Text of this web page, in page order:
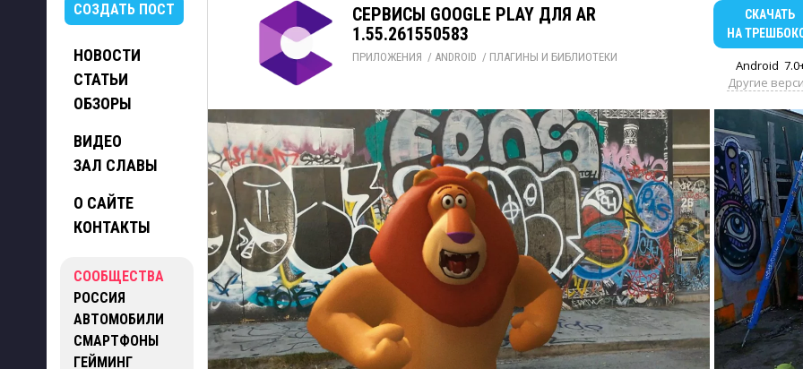
СОЗДАТЬ ПОСТ
НОВОСТИ
СТАТЬИ
ОБЗОРЫ
ВИДЕО
ЗАЛ СЛАВЫ
О САЙТЕ
КОНТАКТЫ
СООБЩЕСТВА
РОССИЯ
АВТОМОБИЛИ
СМАРТФОНЫ
ГЕЙМИНГ
СЕРВИСЫ GOOGLE PLAY ДЛЯ AR
1.55.261550583
ПРИЛОЖЕНИЯ / ANDROID / ПЛАГИНЫ И БИБЛИОТЕКИ
СКАЧАТЬ
НА
Android
Другие